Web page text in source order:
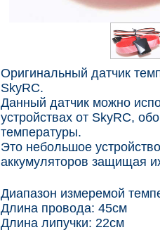
Оригинальный датчик
SkyRC.
Данный датчик можно
устройствах от SkyRC,
температуры.
Это небольшое
аккумуляторов защищая
Диапазон измеремой
Длина провода: 45см
Длина липучки: 22см